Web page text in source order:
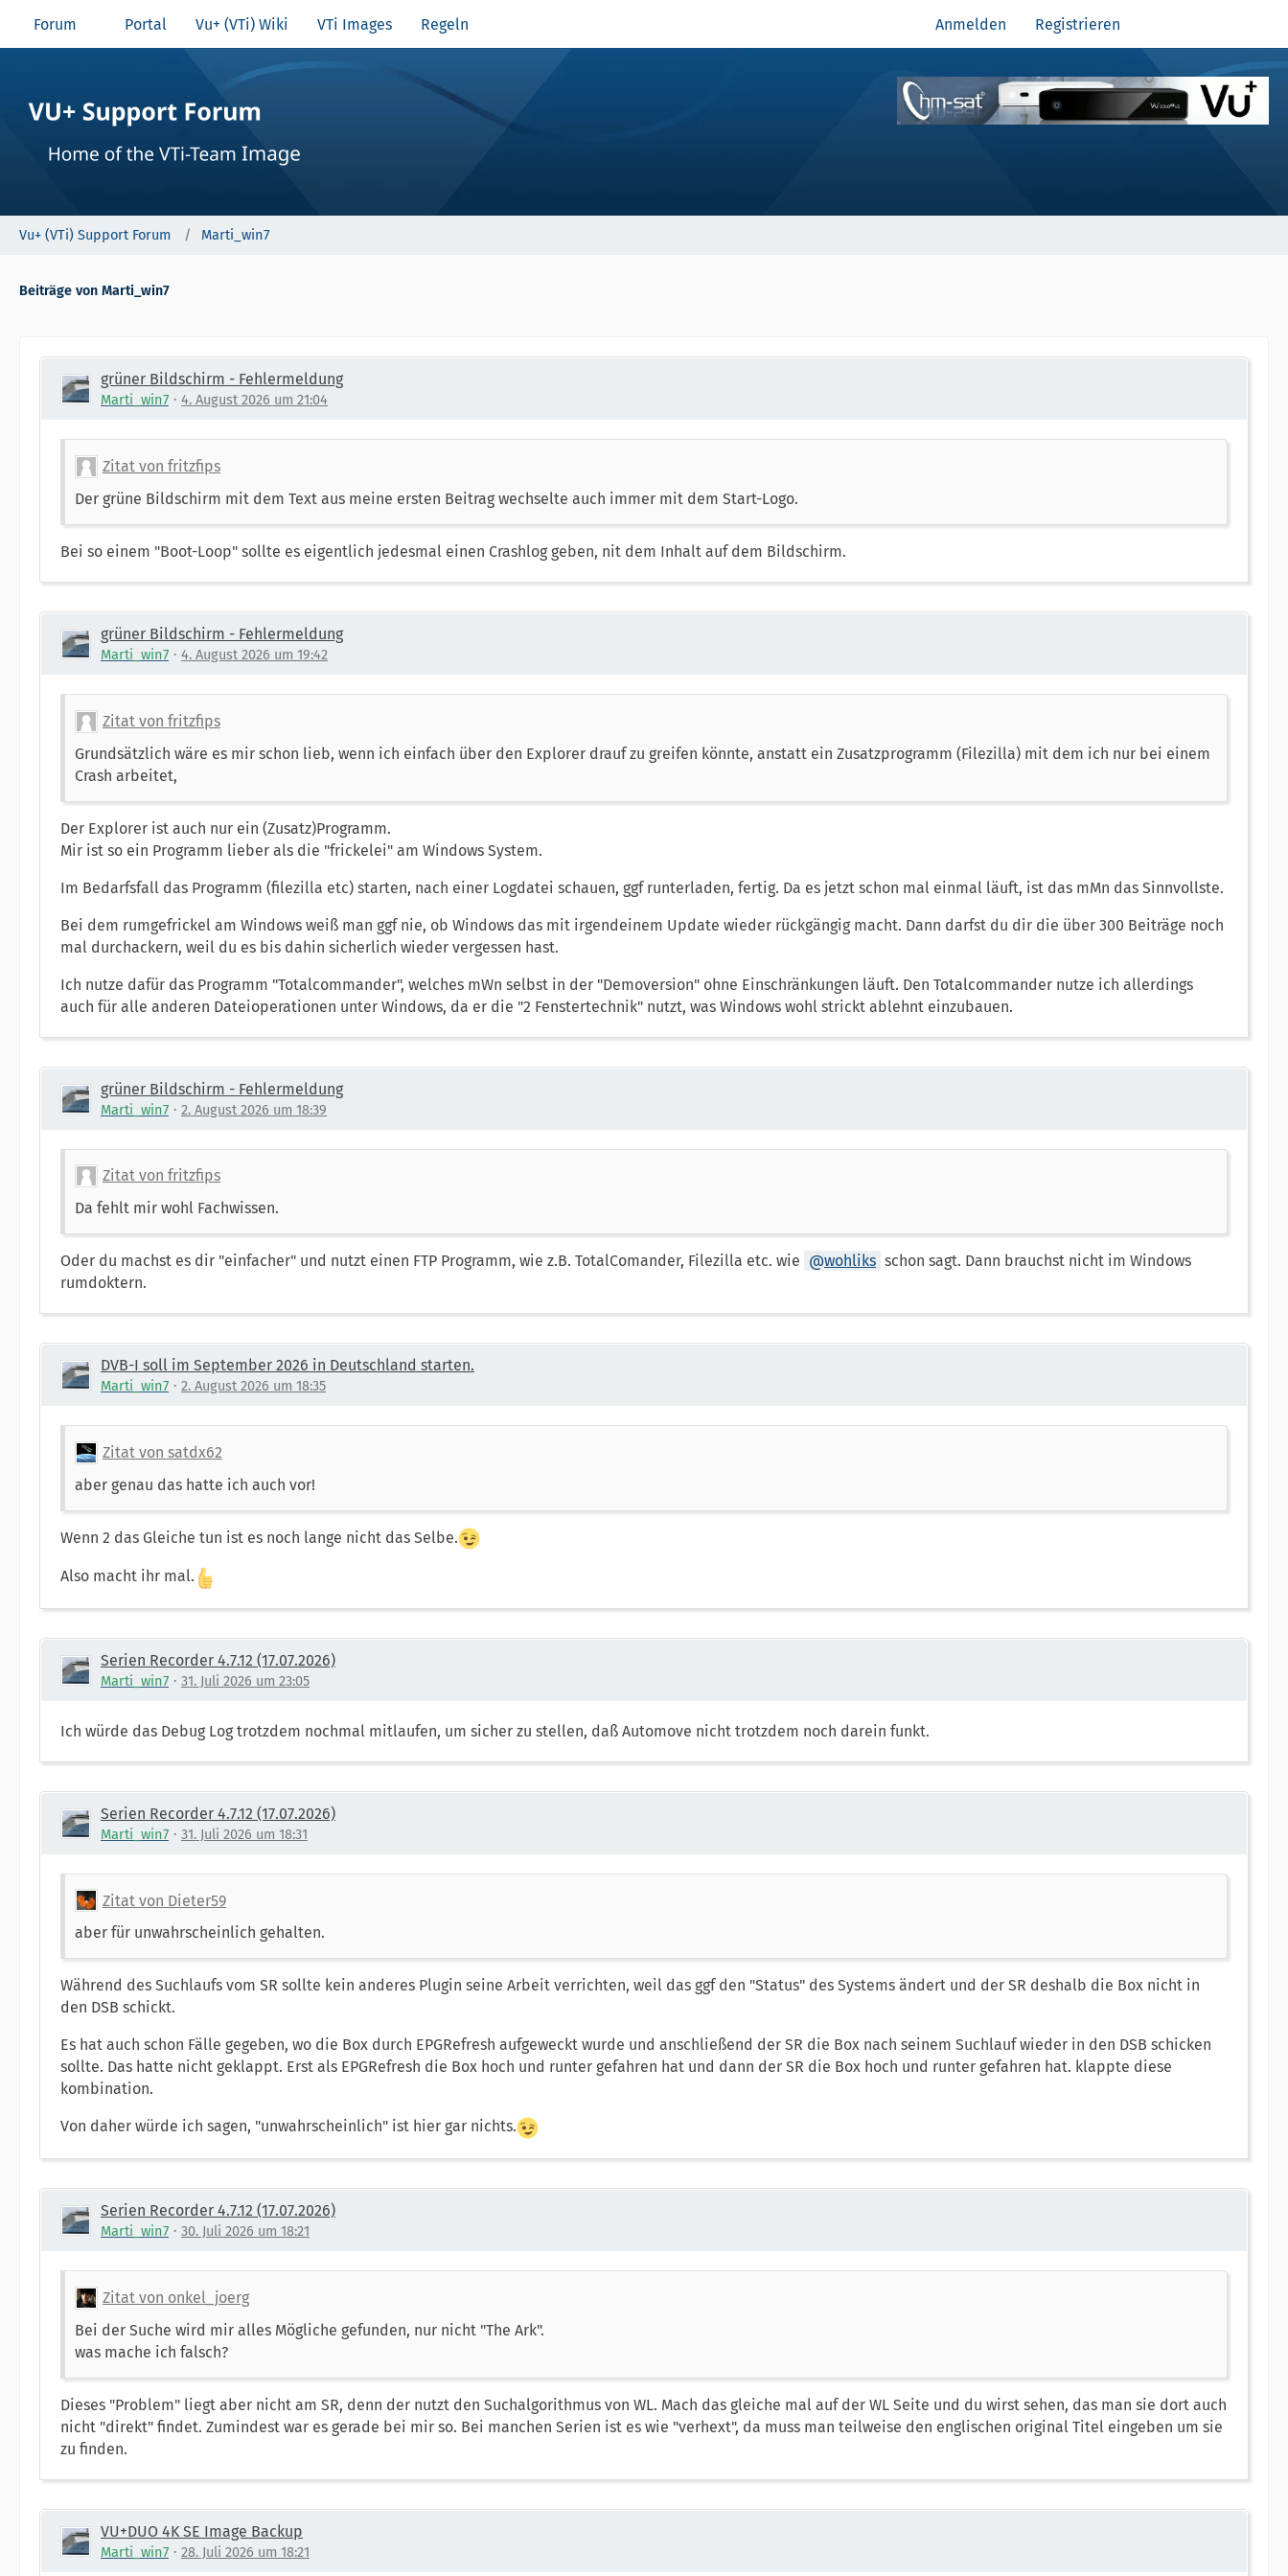
Forum Portal Vu+ (VTi) Wiki VTi Images Regeln Anmelden Registrieren
Vu+ (VTi) Support Forum Marti_win7
Beiträge von Marti_win7
grüner Bildschirm - Fehlermeldung
Marti_win7 4. August 2026 um 21:04
Zitat von fritzfips
Der grüne Bildschirm mit dem Text aus meine ersten Beitrag wechselte auch immer mit dem Start-Logo.
Bei so einem "Boot-Loop" sollte es eigentlich jedesmal einen Crashlog geben, nit dem Inhalt auf dem Bildschirm.
grüner Bildschirm - Fehlermeldung
Marti_win7 4. August 2026 um 19:42
Zitat von fritzfips
Grundsätzlich wäre es mir schon lieb, wenn ich einfach über den Explorer drauf zu greifen könnte, anstatt ein Zusatzprogramm (Filezilla) mit dem ich nur bei einem
Crash arbeitet,
Der Explorer ist auch nur ein (Zusatz)Programm.
Mir ist so ein Programm lieber als die "frickelei" am Windows System.
Im Bedarfsfall das Programm (filezilla etc) starten, nach einer Logdatei schauen, ggf runterladen, fertig. Da es jetzt schon mal einmal läuft, ist das mMn das Sinnvollste.
Bei dem rumgefrickel am Windows weiß man ggf nie, ob Windows das mit irgendeinem Update wieder rückgängig macht. Dann darfst du dir die über 300 Beiträge noch
mal durchackern, weil du es bis dahin sicherlich wieder vergessen hast.
Ich nutze dafür das Programm "Totalcommander", welches mWn selbst in der "Demoversion" ohne Einschränkungen läuft. Den Totalcommander nutze ich allerdings
auch für alle anderen Dateioperationen unter Windows, da er die "2 Fenstertechnik" nutzt, was Windows wohl strickt ablehnt einzubauen.
grüner Bildschirm - Fehlermeldung
Marti_win7 2. August 2026 um 18:39
Zitat von fritzfips
Da fehlt mir wohl Fachwissen.
Oder du machst es dir "einfacher" und nutzt einen FTP Programm, wie z.B. TotalComander, Filezilla etc. wie wohliks schon sagt. Dann brauchst nicht im Windows
rumdoktern.
DVB-I soll im September 2026 in Deutschland starten.
Marti_win7 2. August 2026 um 18:35
Zitat von satdx62
aber genau das hatte ich auch vor!
Wenn 2 das Gleiche tun ist es noch lange nicht das Selbe.
Also macht ihr mal.
Serien Recorder 4.7.12 (17.07.2026)
Marti_win7 31. Juli 2026 um 23:05
Ich würde das Debug Log trotzdem nochmal mitlaufen, um sicher zu stellen, daß Automove nicht trotzdem noch darein funkt.
Serien Recorder 4.7.12 (17.07.2026)
Marti_win7 31. Juli 2026 um 18:31
Zitat von Dieter59
aber für unwahrscheinlich gehalten.
Während des Suchlaufs vom SR sollte kein anderes Plugin seine Arbeit verrichten, weil das ggf den "Status" des Systems ändert und der SR deshalb die Box nicht in
den DSB schickt.
Es hat auch schon Fälle gegeben, wo die Box durch EPGRefresh aufgeweckt wurde und anschließend der SR die Box nach seinem Suchlauf wieder in den DSB schicken
sollte. Das hatte nicht geklappt. Erst als EPGRefresh die Box hoch und runter gefahren hat und dann der SR die Box hoch und runter gefahren hat. klappte diese
kombination.
Von daher würde ich sagen, "unwahrscheinlich" ist hier gar nichts.
Serien Recorder 4.7.12 (17.07.2026)
Marti_win7 30. Juli 2026 um 18:21
Zitat von onkel_joerg
Bei der Suche wird mir alles Mögliche gefunden, nur nicht "The Ark".
was mache ich falsch?
Dieses "Problem" liegt aber nicht am SR, denn der nutzt den Suchalgorithmus von WL. Mach das gleiche mal auf der WL Seite und du wirst sehen, das man sie dort auch
nicht "direkt" findet. Zumindest war es gerade bei mir so. Bei manchen Serien ist es wie "verhext", da muss man teilweise den englischen original Titel eingeben um sie
zu finden.
VU+DUO 4K SE Image Backup
Marti_win7 28. Juli 2026 um 18:21